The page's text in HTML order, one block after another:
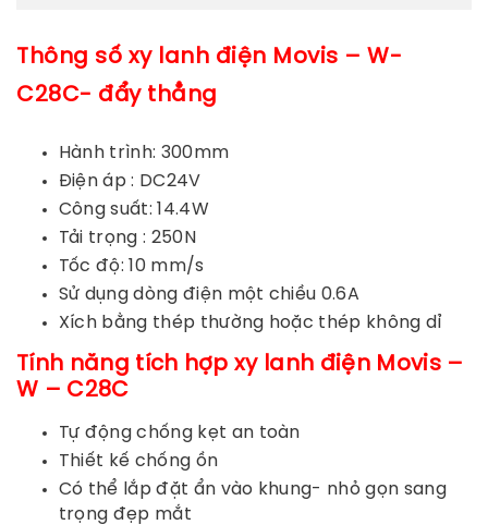
Thông số xy lanh điện Movis – W-
C28C- đẩy thẳng
Hành trình: 300mm
Điện áp : DC24V
Công suất: 14.4W
Tải trọng : 250N
Tốc độ: 10 mm/s
Sử dụng dòng điện một chiều 0.6A
Xích bằng thép thường hoặc thép không dỉ
Tính năng tích hợp xy lanh điện Movis –
W – C28C
Tự động chống kẹt an toàn
Thiết kế chống ồn
Có thể lắp đặt ẩn vào khung- nhỏ gọn sang
trọng đẹp mắt